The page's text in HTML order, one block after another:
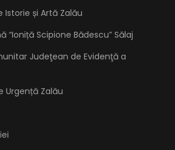
Istorie și Artă Zalău
“Ioniță Scipione Bădescu” Sălaj
Judeţean de Evidenţă a
Urgență Zalău